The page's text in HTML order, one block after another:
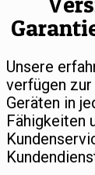
Unsere
verfügen
Geräten in
Fähigkeiten